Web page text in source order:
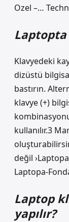
Ozel –…
Laptopta
Klavyedeki
dizüstü
bastırın.
klavye (+)
kullanılır.3
değil
Laptopa-
Laptop
yapılır?